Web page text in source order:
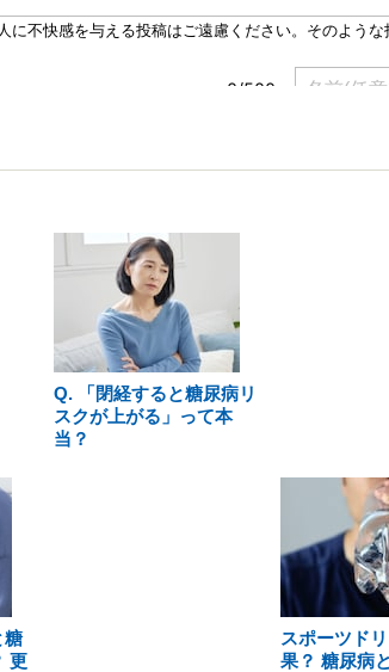
Q. 「閉経すると糖尿病リ
スクが上がる」って本
当？
糖
更
スポーツド
果？ 糖尿病